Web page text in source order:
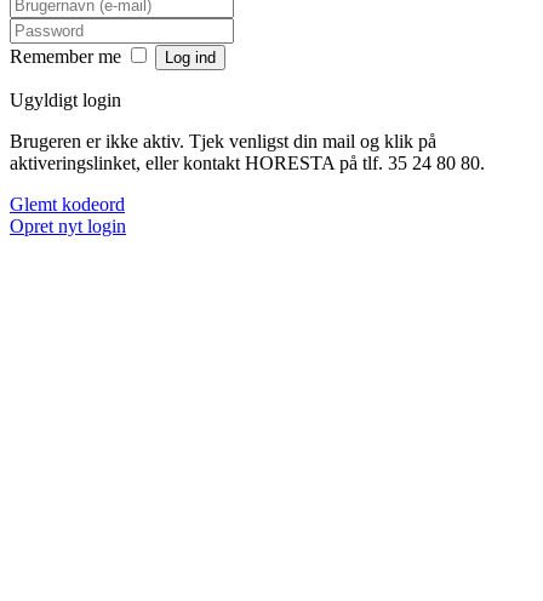
Remember me
Ugyldigt login
Brugeren er ikke aktiv. Tjek venligst din mail og klik på
aktiveringslinket, eller kontakt HORESTA på tlf. 35 24 80 80.
Glemt kodeord
Opret nyt login